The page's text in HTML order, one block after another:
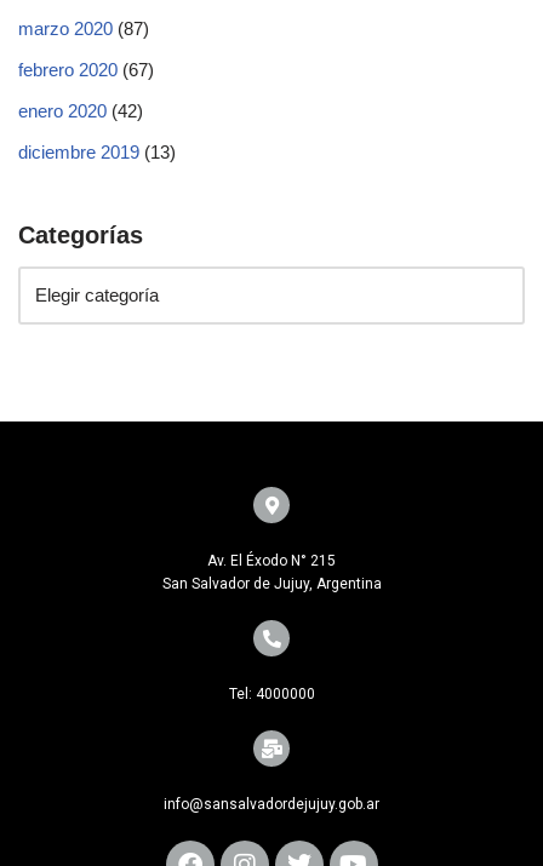
marzo 2020 (87)
febrero 2020 (67)
enero 2020 (42)
diciembre 2019 (13)
Categorías
Av. El Éxodo N° 215
San Salvador de Jujuy, Argentina
Tel: 4000000
info@sansalvadordejujuy.gob.ar